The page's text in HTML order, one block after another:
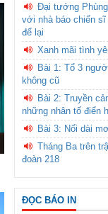
Đại tướng
với nhà báo chiến
để lại
Xanh mãi tình
Bài 1: Tổ 3
không cũ
Bài 2: Truyền
những nhân tố điển
Bài 3: Nối dài
Tháng Ba trên
đoàn 218
ĐỌC BÁO IN